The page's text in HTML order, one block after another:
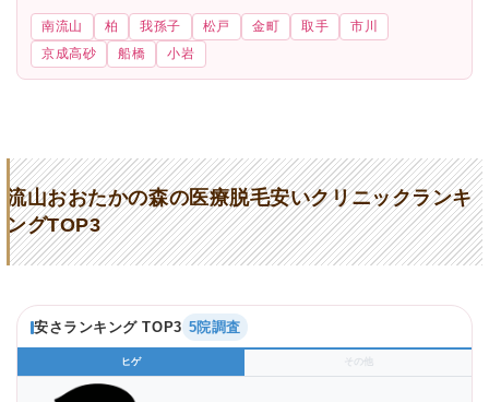
南流山 柏 我孫子 松戸 金町 取手
市川
京成高砂
船橋 小岩
流山おおたかの森の医療脱毛安いクリニックランキ
ングTOP3
安さランキング TOP3 5院調査
ヒゲ その他